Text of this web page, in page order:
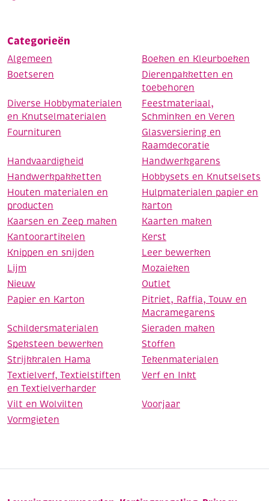
Categorieën
Algemeen
Boeken en Kleurboeken
Boetseren
Dierenpakketten en
toebehoren
Diverse Hobbymaterialen
en Knutselmaterialen
Feestmateriaal,
Schminken en Veren
Fournituren
Glasversiering en
Raamdecoratie
Handvaardigheid
Handwerkgarens
Handwerkpakketten
Hobbysets en Knutselsets
Houten materialen en
producten
Hulpmaterialen papier en
karton
Kaarsen en Zeep maken
Kaarten maken
Kantoorartikelen
Kerst
Knippen en snijden
Leer bewerken
Lijm
Mozaieken
Nieuw
Outlet
Papier en Karton
Pitriet, Raffia, Touw en
Macramegarens
Schildersmaterialen
Sieraden maken
Speksteen bewerken
Stoffen
Strijkkralen Hama
Tekenmaterialen
Textielverf, Textielstiften
en Textielverharder
Verf en Inkt
Vilt en Wolvilten
Voorjaar
Vormgieten